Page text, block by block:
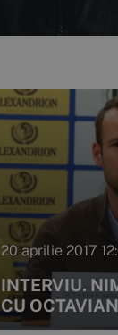
20 aprilie 2017
INTERVIU.
CU